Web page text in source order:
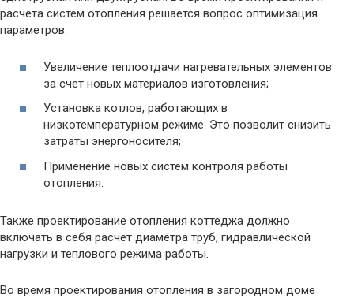
расчета систем отопления решается вопрос оптимизация
параметров:
Увеличение теплоотдачи нагревательных элементов
за счет новых материалов изготовления;
Установка котлов, работающих в
низкотемпературном режиме. Это позволит снизить
затраты энергоносителя;
Применение новых систем контроля работы
отопления.
Также проектирование отопления коттеджа должно
включать в себя расчет диаметра труб, гидравлической
нагрузки и теплового режима работы.
Во время проектирования отопления в загородном доме